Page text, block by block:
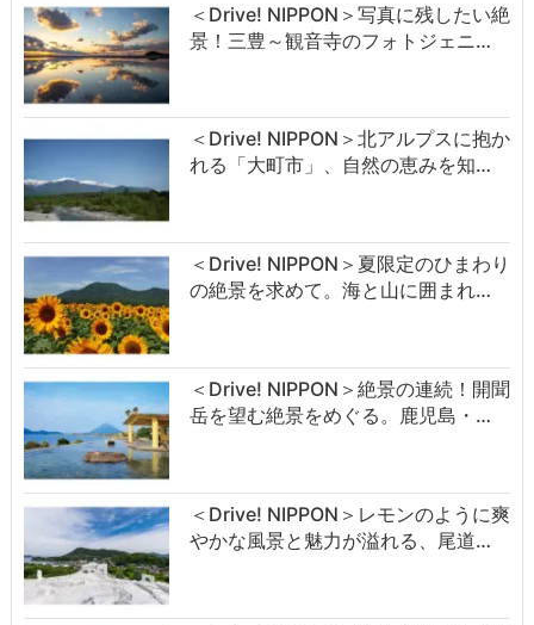
＜Drive! NIPPON＞写真に残したい絶
景！三豊～観音寺のフォトジェニ…
＜Drive! NIPPON＞北アルプスに抱か
れる「大町市」、自然の恵みを知…
＜Drive! NIPPON＞夏限定のひまわり
の絶景を求めて。海と山に囲まれ…
＜Drive! NIPPON＞絶景の連続！開聞
岳を望む絶景をめぐる。鹿児島・…
＜Drive! NIPPON＞レモンのように爽
やかな風景と魅力が溢れる、尾道…